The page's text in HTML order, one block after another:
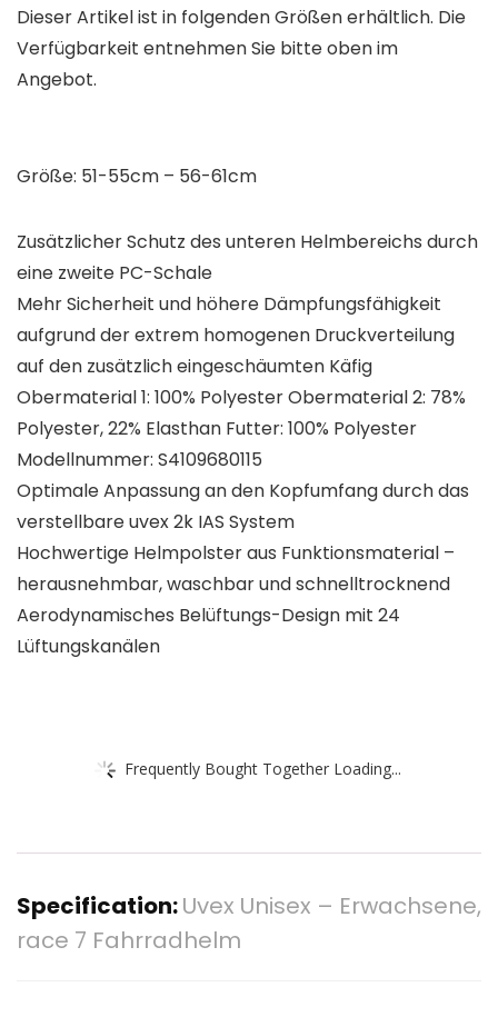
Dieser Artikel ist in folgenden Größen erhältlich. Die
Verfügbarkeit entnehmen Sie bitte oben im
Angebot.
Größe: 51-55cm – 56-61cm
Zusätzlicher Schutz des unteren Helmbereichs durch
eine zweite PC-Schale
Mehr Sicherheit und höhere Dämpfungsfähigkeit
aufgrund der extrem homogenen Druckverteilung
auf den zusätzlich eingeschäumten Käfig
Obermaterial 1: 100% Polyester Obermaterial 2: 78%
Polyester, 22% Elasthan Futter: 100% Polyester
Modellnummer: S4109680115
Optimale Anpassung an den Kopfumfang durch das
verstellbare uvex 2k IAS System
Hochwertige Helmpolster aus Funktionsmaterial –
herausnehmbar, waschbar und schnelltrocknend
Aerodynamisches Belüftungs-Design mit 24
Lüftungskanälen
Frequently Bought Together Loading...
Specification:Uvex Unisex – Erwachsene,
race 7 Fahrradhelm